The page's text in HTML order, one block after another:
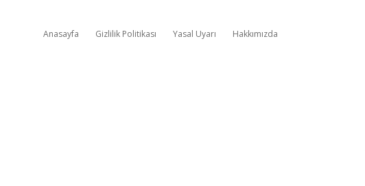
Anasayfa Gizlilik Politikası Yasal Uyarı Hakkımızda